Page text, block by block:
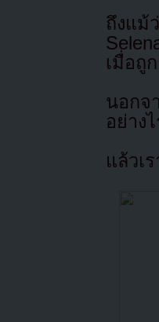
ถึงแม้
เมื่อถู
นอกจ
อย่าง
แล้วเ